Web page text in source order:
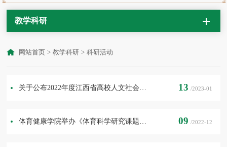
教学科研
网站首页 > 教学科研 > 科研活动
13 /2023-01
09 /2022-12